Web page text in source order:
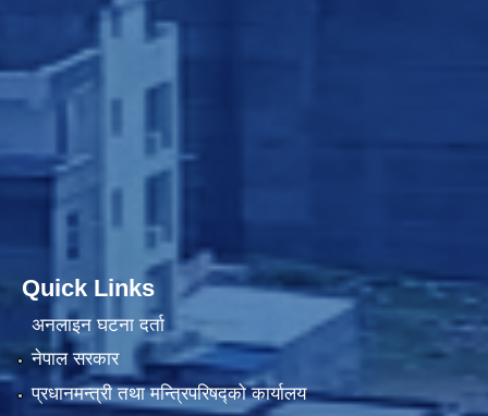
Quick Links
अनलाइन घटना दर्ता
नेपाल सरकार
प्रधानमन्त्री तथा मन्त्रिपरिषद्को कार्यालय